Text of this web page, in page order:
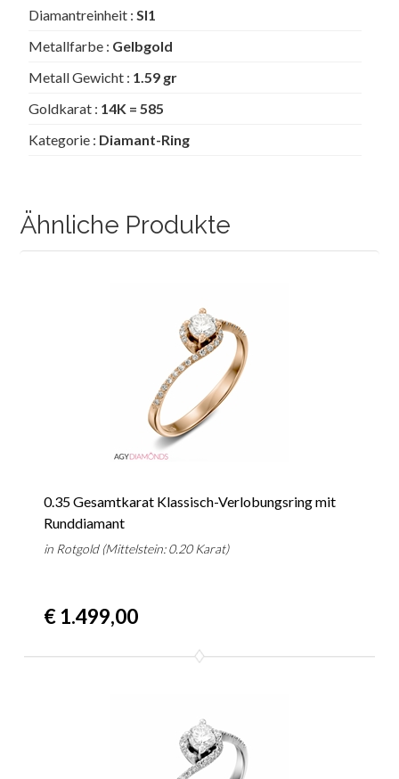
Diamantreinheit :SI1
Metallfarbe : Gelbgold
Metall Gewicht : 1.59 gr
Goldkarat : 14K = 585
Kategorie : Diamant-Ring
Ähnliche Produkte
0.35 Gesamtkarat Klassisch-Verlobungsring mit
Runddiamant
in Rotgold (Mittelstein: 0.20 Karat)
€ 1.499,00